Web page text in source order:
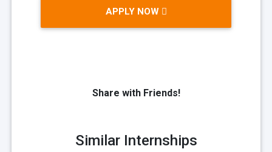
APPLY NOW
Share with Friends!
Similar Internships